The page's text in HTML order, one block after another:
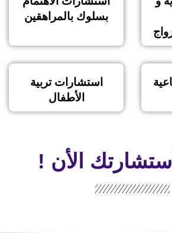
بسلوك بالمراهقين
استشارات تربية
الأطفال
الأن !